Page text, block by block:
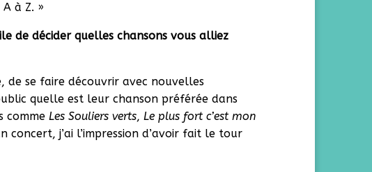
à Z. »
de décider quelles chansons vous alliez
de se faire découvrir avec nouvelles
quelle est leur chanson préférée dans
comme Les Souliers verts,Le plus fort c’est mon
concert, j’ai l’impression d’avoir fait le tour